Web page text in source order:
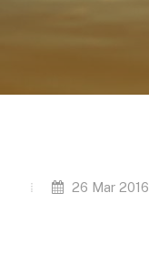
26 Mar 2016